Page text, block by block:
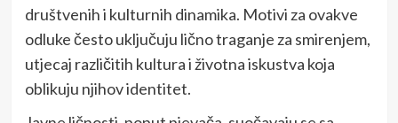
društvenih i kulturnih dinamika. Motivi za ovakve
odluke često uključuju lično traganje za smirenjem,
utjecaj različitih kultura i životna iskustva koja
oblikuju njihov identitet.